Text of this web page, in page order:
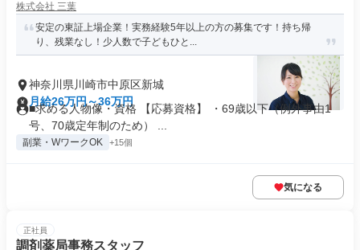
株式会社 三葉
安定の東証上場企業！実務経験5年以上の方の募集です！持ち帰
り、残業なし！少人数で子どもひと...
神奈川県川崎市中原区新城
月給26万円～36万円
■求める人物像・資格 【応募資格】 ・69歳以下（例外事由1
号、70歳定年制のため） ...
副業・WワークOK +15個
気になる
正社員
調剤薬局事務スタッフ